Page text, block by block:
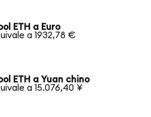
ETH a Euro
a 1932,78 €
ETH a Yuan chino
a 15.076,40 ¥